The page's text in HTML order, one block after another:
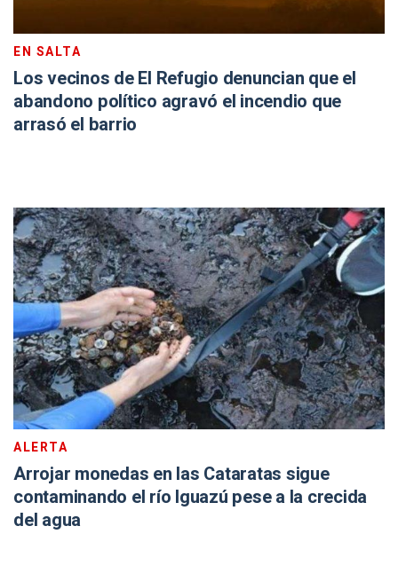
EN SALTA
Los vecinos de El Refugio denuncian que el
abandono político agravó el incendio que
arrasó el barrio
ALERTA
Arrojar monedas en las Cataratas sigue
contaminando el río Iguazú pese a la crecida
del agua